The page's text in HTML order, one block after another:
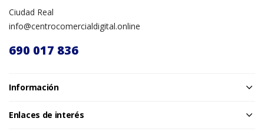
Ciudad Real
info@centrocomercialdigital.online
690 017 836
Información
Enlaces de interés